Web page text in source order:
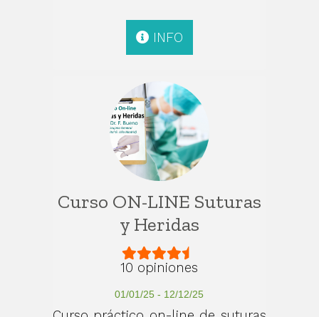
INFO
Curso ON-LINE Suturas
y Heridas
10 opiniones
01/01/25 - 12/12/25